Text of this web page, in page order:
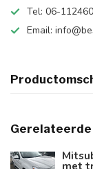
Tel: 06-
Email:
met